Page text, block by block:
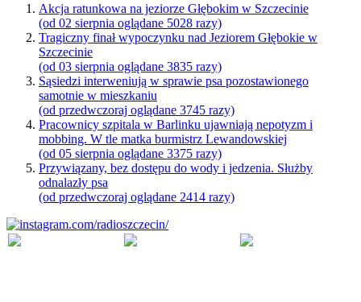
Akcja ratunkowa na jeziorze Głębokim w Szczecinie
(od 02 sierpnia oglądane 5028 razy)
Tragiczny finał wypoczynku nad Jeziorem Głębokie w
Szczecinie
(od 03 sierpnia oglądane 3835 razy)
Sąsiedzi interweniują w sprawie psa pozostawionego
samotnie w mieszkaniu
(od przedwczoraj oglądane 3745 razy)
Pracownicy szpitala w Barlinku ujawniają nepotyzm i
mobbing. W tle matka burmistrz Lewandowskiej
(od 05 sierpnia oglądane 3375 razy)
Przywiązany, bez dostępu do wody i jedzenia. Służby
odnalazły psa
(od przedwczoraj oglądane 2414 razy)